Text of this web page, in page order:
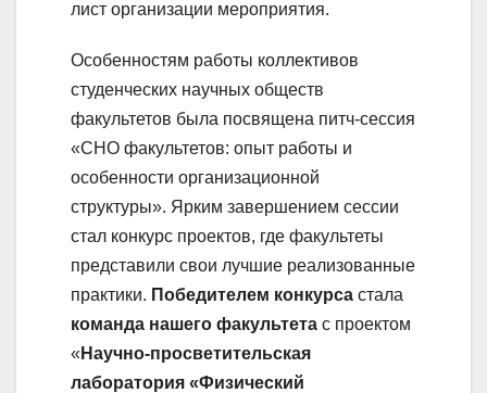
лист организации мероприятия.
Особенностям работы коллективов
студенческих научных обществ
факультетов была посвящена питч-сессия
«СНО факультетов: опыт работы и
особенности организационной
структуры». Ярким завершением сессии
стал конкурс проектов, где факультеты
представили свои лучшие реализованные
практики. Победителем конкурса стала
команда нашего факультета с проектом
« Научно-просветительская
лаборатория «Физический